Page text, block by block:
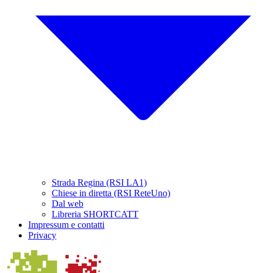
Strada Regina (RSI LA1)
Chiese in diretta (RSI ReteUno)
Dal web
Libreria SHORTCATT
Impressum e contatti
Privacy